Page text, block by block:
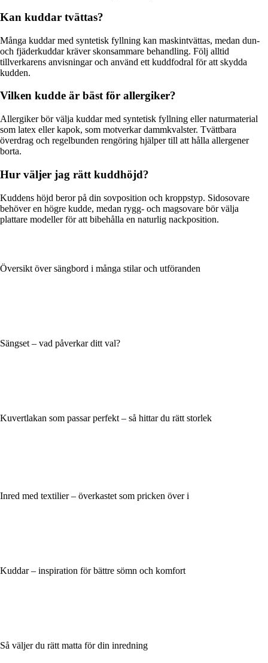
Kan kuddar tvättas?
Många kuddar med syntetisk fyllning kan maskintvättas, medan dun-
och fjäderkuddar kräver skonsammare behandling. Följ alltid
tillverkarens anvisningar och använd ett kuddfodral för att skydda
kudden.
Vilken kudde är bäst för allergiker?
Allergiker bör välja kuddar med syntetisk fyllning eller naturmaterial
som latex eller kapok, som motverkar dammkvalster. Tvättbara
överdrag och regelbunden rengöring hjälper till att hålla allergener
borta.
Hur väljer jag rätt kuddhöjd?
Kuddens höjd beror på din sovposition och kroppstyp. Sidosovare
behöver en högre kudde, medan rygg- och magsovare bör välja
plattare modeller för att bibehålla en naturlig nackposition.
Översikt över sängbord i många stilar och utföranden
Sängset – vad påverkar ditt val?
Kuvertlakan som passar perfekt – så hittar du rätt storlek
Inred med textilier – överkastet som pricken över i
Kuddar – inspiration för bättre sömn och komfort
Så väljer du rätt matta för din inredning